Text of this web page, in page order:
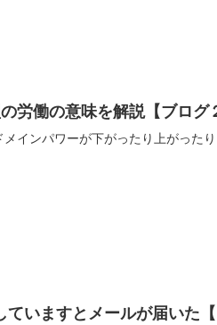
労働の意味を解説【ブログ
メインパワーが下がったり上がっ
いますとメールが届いた【